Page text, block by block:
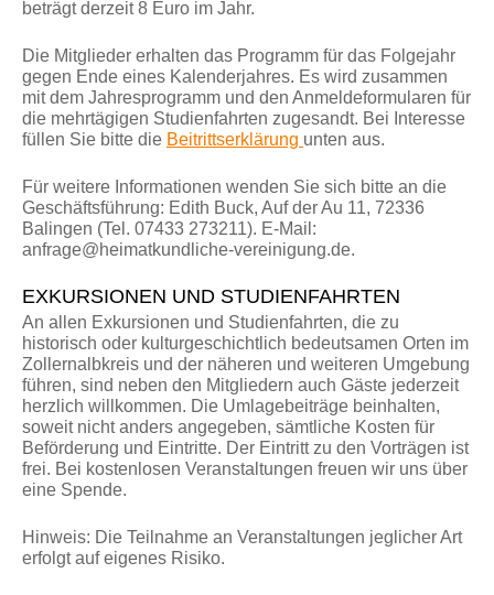
beträgt derzeit8 Euro im Jahr.
Die Mitglieder erhalten das Programm für das Folgejahr
gegen Ende eines Kalenderjahres. Es wird zusammen
mit dem Jahresprogramm und den Anmeldeformularen für
die mehrtägigen Studienfahrten zugesandt. Bei Interesse
füllen Sie bitte die Beitrittserklärung unten aus.
Für weitere Informationen wenden Sie sich bitte an die
Geschäftsführung: Edith Buck, Auf der Au 11, 72336
Balingen (Tel. 07433 273211). E-Mail:
anfrage@heimatkundliche-vereinigung.de.
EXKURSIONEN UND STUDIENFAHRTEN
An allen Exkursionen und Studienfahrten, die zu
historisch oder kulturgeschichtlich bedeutsamen Orten im
Zollernalbkreis und der näheren und weiteren Umgebung
führen, sind neben den Mitgliedern auch Gäste jederzeit
herzlich willkommen. Die Umlagebeiträge beinhalten,
soweit nicht anders angegeben, sämtliche Kosten für
Beförderung und Eintritte. Der Eintritt zu den Vorträgen ist
frei. Bei kostenlosen Veranstaltungen freuen wir uns über
eine Spende.
Hinweis: Die Teilnahme an Veranstaltungen jeglicher Art
erfolgt auf eigenes Risiko.